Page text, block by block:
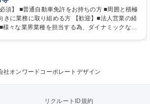
新規顧客開拓/提案
情報収集・対応、プロジェクトの進捗管理、見積
客の日常的なフォロー ■業務割合：新規 6割 既
須】 ■普通自動車免許をお持ちの方 ■周囲と積極
り組める方 【歓迎】■法人営業の経
様々な業界業種を担当する為、ダイナミックな仕
学 語学力： 資格：第一種運転免許普通自動車
社オンワードコーポレートデザイン
リクルートID規約